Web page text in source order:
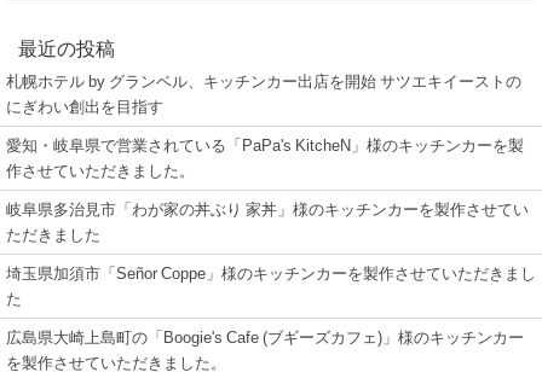
最近の投稿
札幌ホテル by グランベル、キッチンカー出店を開始 サツエキイーストの
にぎわい創出を目指す
愛知・岐阜県で営業されている「PaPa's KitcheN」様のキッチンカーを製
作させていただきました。
岐阜県多治見市「わが家の丼ぶり 家丼」様のキッチンカーを製作させてい
ただきました
埼玉県加須市「Señor Coppe」様のキッチンカーを製作させていただきまし
た
広島県大崎上島町の「Boogie's Cafe (ブギーズカフェ)」様のキッチンカー
を製作させていただきました。